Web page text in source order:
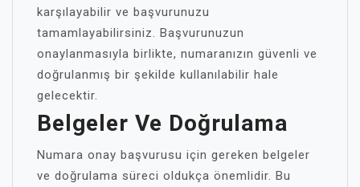
karşılayabilir ve başvurunuzu
tamamlayabilirsiniz. Başvurunuzun
onaylanmasıyla birlikte, numaranızın güvenli ve
doğrulanmış bir şekilde kullanılabilir hale
gelecektir.
Belgeler Ve Doğrulama
Numara onay başvurusu için gereken belgeler
ve doğrulama süreci oldukça önemlidir. Bu